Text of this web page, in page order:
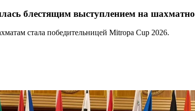
блестящим выступлением на
стала победительницей Mitropa Cup 2026.